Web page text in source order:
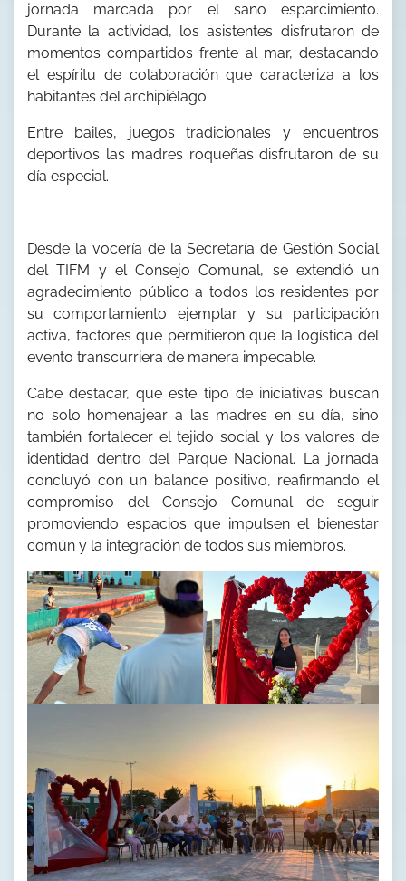
jornada marcada por el sano esparcimiento.
Durante la actividad, los asistentes disfrutaron de
momentos compartidos frente al mar, destacando
el espíritu de colaboración que caracteriza a los
habitantes del archipiélago.
Entre bailes, juegos tradicionales y encuentros
deportivos las madres roqueñas disfrutaron de su
día especial.
Desde la vocería de la Secretaría de Gestión Social
del TIFM y el Consejo Comunal, se extendió un
agradecimiento público a todos los residentes por
su comportamiento ejemplar y su participación
activa, factores que permitieron que la logística del
evento transcurriera de manera impecable.
Cabe destacar, que este tipo de iniciativas buscan
no solo homenajear a las madres en su día, sino
también fortalecer el tejido social y los valores de
identidad dentro del Parque Nacional. La jornada
concluyó con un balance positivo, reafirmando el
compromiso del Consejo Comunal de seguir
promoviendo espacios que impulsen el bienestar
común y la integración de todos sus miembros.